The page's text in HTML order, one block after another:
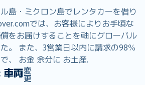
島・ミクロン島でレンタカーを借り
では、お客様によりお手頃な
をお届けすることを軸にグローバル
。 また、3営業日以内に請求の98％
、 お金 余分に お土産.
車両変
更